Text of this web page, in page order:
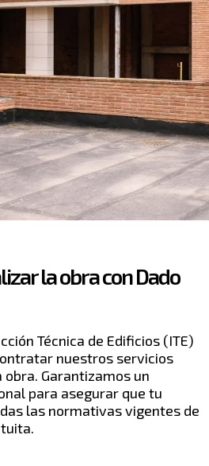
la obra con Dado
Técnica de Edificios (ITE)
nuestros servicios
Garantizamos un
para asegurar que tu
las normativas vigentes de